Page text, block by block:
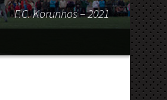
F.C. Korunhos – 2021